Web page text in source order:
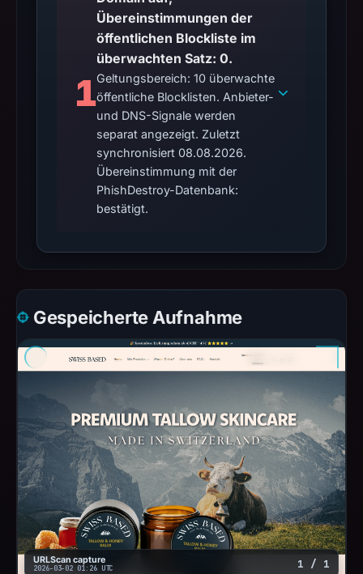
1
Übereinstimmungen der
öffentlichen Blockliste im
überwachten Satz: 0.
Geltungsbereich: 10 überwachte
öffentliche Blocklisten. Anbieter-
und DNS-Signale werden
separat angezeigt. Zuletzt
synchronisiert 08.08.2026.
Übereinstimmung mit der
PhishDestroy-Datenbank:
bestätigt.
Gespeicherte Aufnahme
URLScan capture
2026-03-02 01:26 UTC 1 / 1